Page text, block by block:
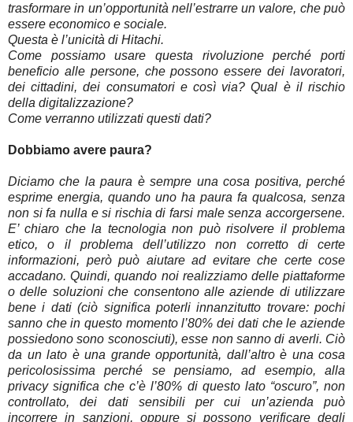
trasformare in un’opportunità nell’estrarre un valore, che può
essere economico e sociale.
Questa è l’unicità di Hitachi.
Come possiamo usare questa rivoluzione perché porti
beneficio alle persone, che possono essere dei lavoratori,
dei cittadini, dei consumatori e così via? Qual è il rischio
della digitalizzazione?
Come verranno utilizzati questi dati?
Dobbiamo avere paura?
Diciamo che la paura è sempre una cosa positiva, perché
esprime energia, quando uno ha paura fa qualcosa, senza
non si fa nulla e si rischia di farsi male senza accorgersene.
E’ chiaro che la tecnologia non può risolvere il problema
etico, o il problema dell’utilizzo non corretto di certe
informazioni, però può aiutare ad evitare che certe cose
accadano. Quindi, quando noi realizziamo delle piattaforme
o delle soluzioni che consentono alle aziende di utilizzare
bene i dati (ciò significa poterli innanzitutto trovare: pochi
sanno che in questo momento l’80% dei dati che le aziende
possiedono sono sconosciuti), esse non sanno di averli. Ciò
da un lato è una grande opportunità, dall’altro è una cosa
pericolosissima perché se pensiamo, ad esempio, alla
privacy significa che c’è l’80% di questo lato “oscuro”, non
controllato, dei dati sensibili per cui un’azienda può
incorrere in sanzioni, oppure si possono verificare degli